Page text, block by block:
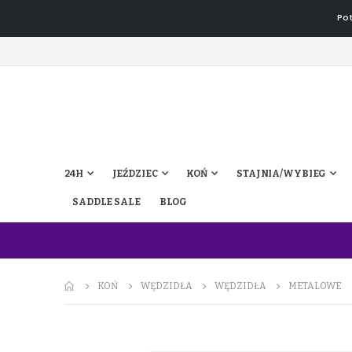
24H JEŹDZIEC KOŃ STAJNIA/WYBIEG
SADDLE SALE BLOG
KOŃ WĘDZIDŁA WĘDZIDŁA METALOWE